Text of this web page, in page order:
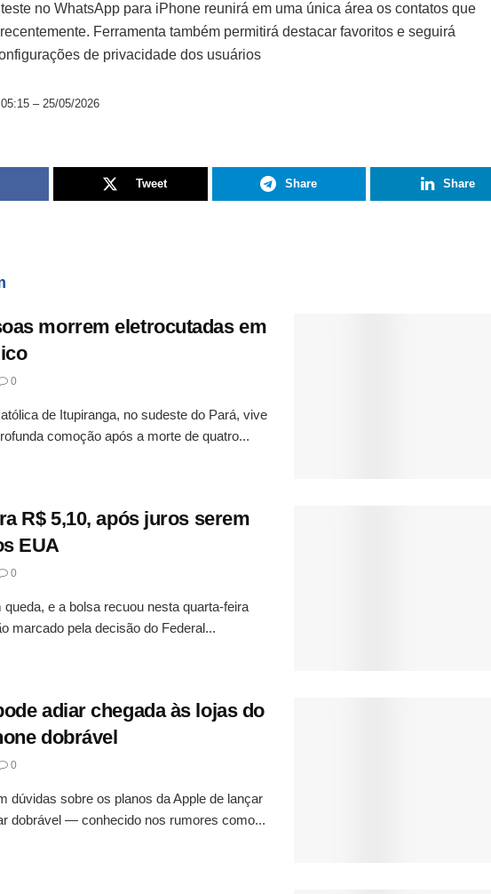
no WhatsApp para iPhone reunirá em uma única área os contatos que
Ferramenta também permitirá destacar favoritos e seguirá
de privacidade dos usuários
– 25/05/2026
Tweet Share Share
morrem eletrocutadas em
0
de Itupiranga, no sudeste do Pará, vive
comoção após a morte de quatro...
R$ 5,10, após juros serem
EUA
0
e a bolsa recuou nesta quarta-feira
marcado pela decisão do Federal...
adiar chegada às lojas do
dobrável
0
dúvidas sobre os planos da Apple de lançar
dobrável — conhecido nos rumores como...